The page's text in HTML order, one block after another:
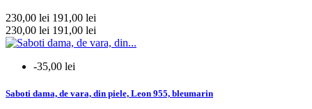
Branduri
Dr.Feet
Leon 332
230,00 lei 191,00 lei
230,00 lei 191,00 lei
-35,00 lei
Saboti dama, de vara, din piele, Leon 955, bleumarin